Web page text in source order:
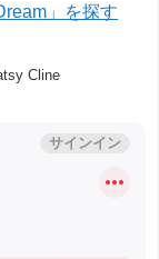
」を探す
Cline